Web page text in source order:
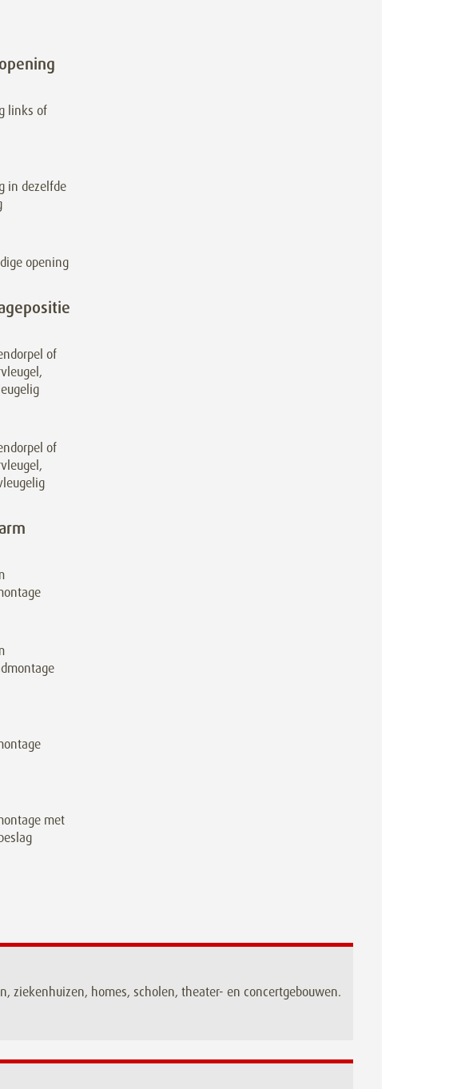
links of
in dezelfde
opening
of
of
met
ziekenhuizen, homes, scholen, theater- en concertgebouwen.